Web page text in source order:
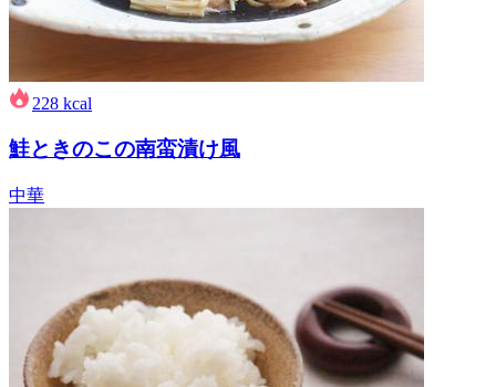
228 kcal
鮭ときのこの南蛮漬け風
中華